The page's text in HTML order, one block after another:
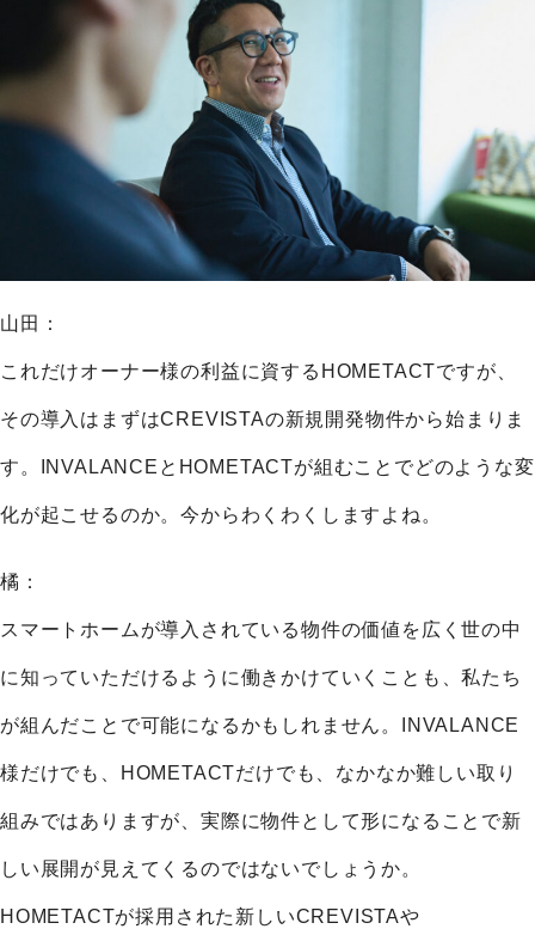
山田：
これだけオーナー様の利益に資するHOMETACTですが、
その導入はまずはCREVISTAの新規開発物件から始まりま
す。INVALANCEとHOMETACTが組むことでどのような変
化が起こせるのか。今からわくわくしますよね。
橘：
スマートホームが導入されている物件の価値を広く世の中
に知っていただけるように働きかけていくことも、私たち
が組んだことで可能になるかもしれません。INVALANCE
様だけでも、HOMETACTだけでも、なかなか難しい取り
組みではありますが、実際に物件として形になることで新
しい展開が見えてくるのではないでしょうか。
HOMETACTが採用された新しいCREVISTAや